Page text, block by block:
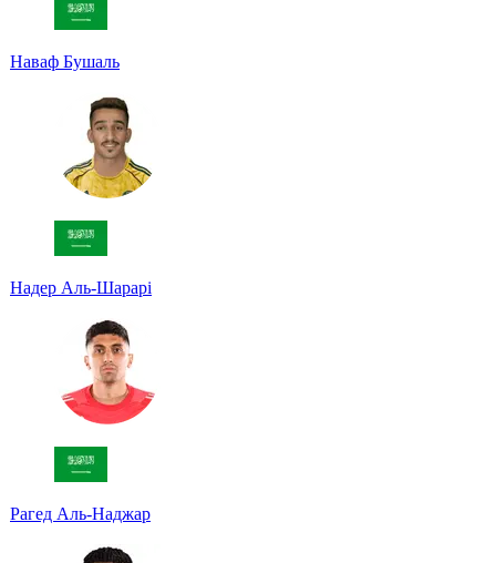
Наваф Бушаль
Надер Аль-Шарарі
Рагед Аль-Наджар